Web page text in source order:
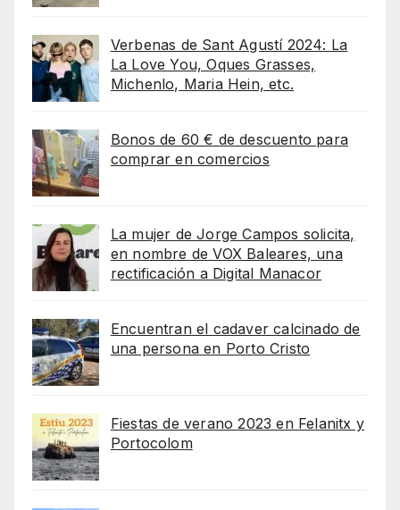
Verbenas de Sant Agustí 2024: La
La Love You, Oques Grasses,
Michenlo, Maria Hein, etc.
Bonos de 60 € de descuento para
comprar en comercios
La mujer de Jorge Campos solicita,
en nombre de VOX Baleares, una
rectificación a Digital Manacor
Encuentran el cadaver calcinado de
una persona en Porto Cristo
Fiestas de verano 2023 en Felanitx y
Portocolom